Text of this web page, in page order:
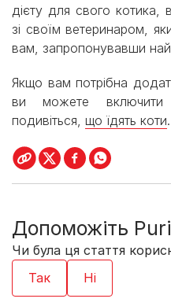
дієту для свого котика,
зі своїм ветеринаром,
вам, запропонувавши
Якщо вам потрібна
ви можете
подивіться, що їдять коти.
Допоможіть
Чи була ця стаття